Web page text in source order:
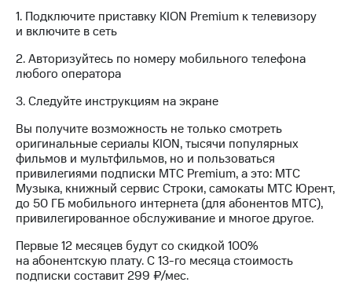
Заменить
SIM-
карту
Перейти
на
eSIM
Для дома
Выберите
и подключите
ТВ
с выгодным
тарифом
Тарифы
Интернет,
Услуги
Личный
кабинет
интернета
и
Личный
кабинет
спутникового
ТВ
Скачать
приложение
Мой
МТС
Акции
1. Подключите приставку KION Premium к телевизору
и включите в сеть
2. Авторизуйтесь по номеру мобильного телефона
любого оператора
3. Следуйте инструкциям на экране
Вы получите возможность не только смотреть
оригинальные сериалы KION, тысячи популярных
фильмов и мультфильмов, но и пользоваться
привилегиями подписки МТС Premium, а это: МТС
Музыка, книжный сервис Строки, самокаты МТС Юрент,
до 50 ГБ мобильного интернета (для абонентов МТС),
привилегированное обслуживание и многое другое.
Первые 12 месяцев будут со скидкой 100%
на абонентскую плату. С 13-го месяца стоимость
подписки составит 299 ₽/мес.